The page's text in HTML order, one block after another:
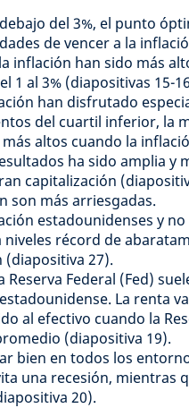
del 3%, el punto
de vencer a la
inflación han sido más
1 al 3% (diapositivas 15-
han disfrutado
del cuartil inferior, la
altos cuando la
ha sido amplia y
capitalización
son más arriesgadas.
estadounidenses y no
récord de
(diapositiva 27).
Federal (Fed)
La renta
al efectivo cuando la
(diapositiva 19).
bien en todos los
una recesión, mientras
20).